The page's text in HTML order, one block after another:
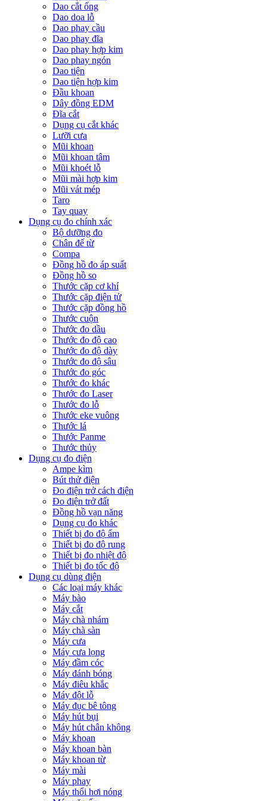
Dao cắt ống
Dao doa lỗ
Dao phay cầu
Dao phay đĩa
Dao phay hợp kim
Dao phay ngón
Dao tiện
Dao tiện hợp kim
Đầu khoan
Dây đồng EDM
Đĩa cắt
Dụng cụ cắt khác
Lưỡi cưa
Mũi khoan
Mũi khoan tâm
Mũi khoét lỗ
Mũi mài hợp kim
Mũi vát mép
Taro
Tay quay
Dụng cụ đo chính xác
Bộ dưỡng đo
Chân đế từ
Compa
Đồng hồ đo áp suất
Đồng hồ so
Thước cặp cơ khí
Thước cặp điện tử
Thước cặp đồng hồ
Thước cuộn
Thước đo dầu
Thước đo độ cao
Thước đo độ dày
Thước đo độ sâu
Thước đo góc
Thước đo khác
Thước đo Laser
Thước đo lỗ
Thước eke vuông
Thước lá
Thước Panme
Thước thủy
Dụng cụ đo điện
Ampe kìm
Bút thử điện
Đo điện trở cách điện
Đo điện trở đất
Đồng hồ vạn năng
Dụng cụ đo khác
Thiết bị đo độ ẩm
Thiết bị đo độ rung
Thiết bị đo nhiệt độ
Thiết bị đo tốc độ
Dụng cụ dùng điện
Các loại máy khác
Máy bào
Máy cắt
Máy chà nhám
Máy chà sàn
Máy cưa
Máy cưa lọng
Máy đầm cóc
Máy đánh bóng
Máy điêu khắc
Máy đột lỗ
Máy đục bê tông
Máy hút bụi
Máy hút chân không
Máy khoan
Máy khoan bàn
Máy khoan từ
Máy mài
Máy phay
Máy thổi hơi nóng